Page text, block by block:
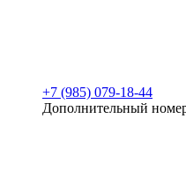
+7 (985) 079-18-44
Дополнительный